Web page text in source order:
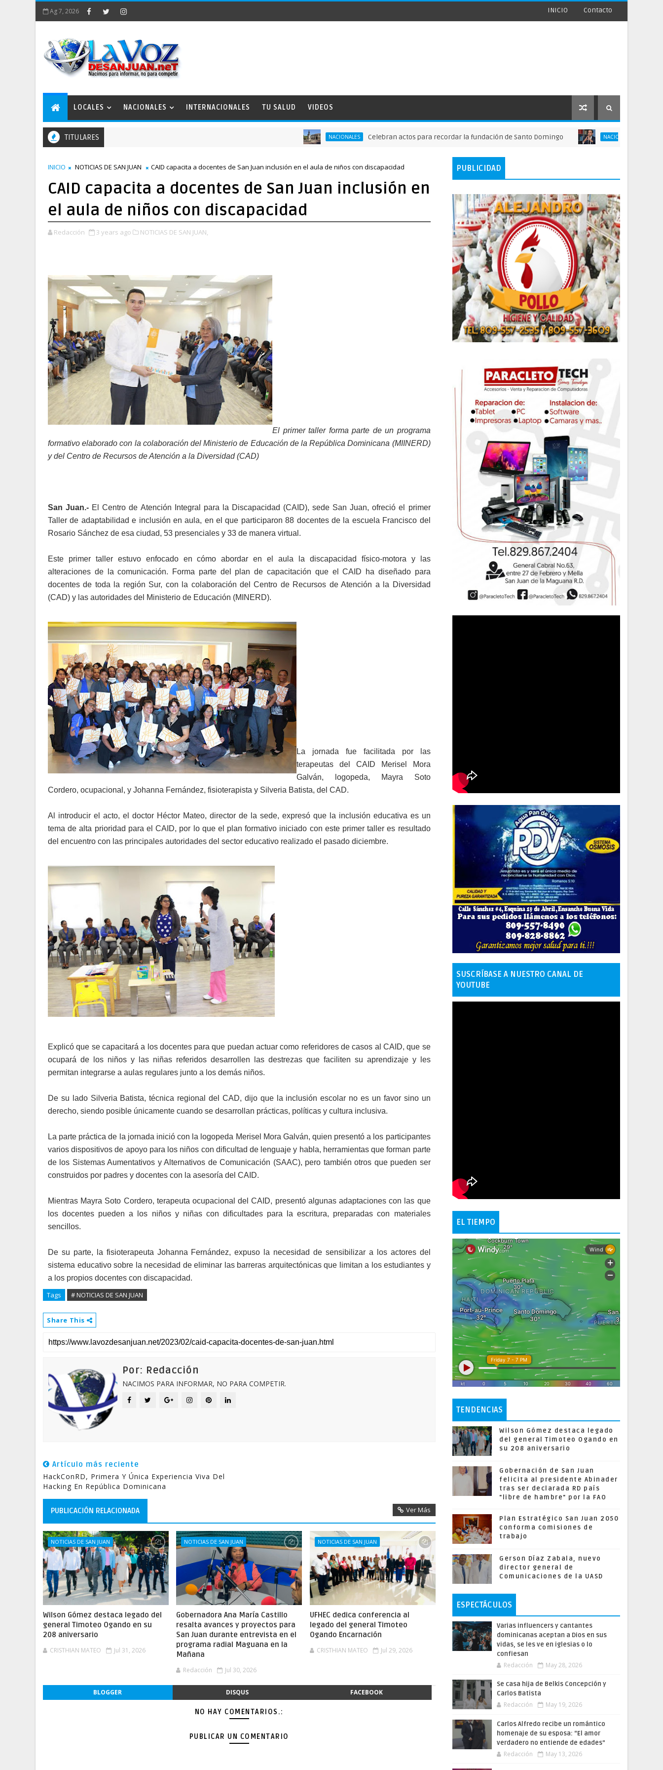
Ag 7, 2026 INICIO Contacto
LOCALES NACIONALES INTERNACIONALES TU SALUD VIDEOS
TITULARES NACIONALES Celebran actos para recordar la fundación de Santo Domingo NACIONALES FINJUS alerta
INICIO NOTICIAS DE SAN JUAN CAID capacita a docentes de San Juan inclusión en el aula de niños con discapacidad
CAID capacita a docentes de San Juan inclusión en
el aula de niños con discapacidad
Redacción 3 years ago NOTICIAS DE SAN JUAN,
El primer taller forma parte de un programa
formativo elaborado con la colaboración del Ministerio de Educación de la República Dominicana (MIINERD)
y del Centro de Recursos de Atención a la Diversidad (CAD)
San Juan.- El Centro de Atención Integral para la Discapacidad (CAID), sede San Juan, ofreció el primer
Taller de adaptabilidad e inclusión en aula, en el que participaron 88 docentes de la escuela Francisco del
Rosario Sánchez de esa ciudad, 53 presenciales y 33 de manera virtual.
Este primer taller estuvo enfocado en cómo abordar en el aula la discapacidad físico-motora y las
alteraciones de la comunicación. Forma parte del plan de capacitación que el CAID ha diseñado para
docentes de toda la región Sur, con la colaboración del Centro de Recursos de Atención a la Diversidad
(CAD) y las autoridades del Ministerio de Educación (MINERD).
La jornada fue facilitada por las
terapeutas del CAID Merisel Mora
Galván, logopeda, Mayra Soto
Cordero, ocupacional, y Johanna Fernández, fisioterapista y Silveria Batista, del CAD.
Al introducir el acto, el doctor Héctor Mateo, director de la sede, expresó que la inclusión educativa es un
tema de alta prioridad para el CAID, por lo que el plan formativo iniciado con este primer taller es resultado
del encuentro con las principales autoridades del sector educativo realizado el pasado diciembre.
Explicó que se capacitará a los docentes para que puedan actuar como referidores de casos al CAID, que se
ocupará de los niños y las niñas referidos desarrollen las destrezas que faciliten su aprendizaje y les
permitan integrarse a aulas regulares junto a los demás niños.
De su lado Silveria Batista, técnica regional del CAD, dijo que la inclusión escolar no es un favor sino un
derecho, siendo posible únicamente cuando se desarrollan prácticas, políticas y cultura inclusiva.
La parte práctica de la jornada inició con la logopeda Merisel Mora Galván, quien presentó a los participantes
varios dispositivos de apoyo para los niños con dificultad de lenguaje y habla, herramientas que forman parte
de los Sistemas Aumentativos y Alternativos de Comunicación (SAAC), pero también otros que pueden ser
construidos por padres y docentes con la asesoría del CAID.
Mientras Mayra Soto Cordero, terapeuta ocupacional del CAID, presentó algunas adaptaciones con las que
los docentes pueden a los niños y niñas con dificultades para la escritura, preparadas con materiales
sencillos.
De su parte, la fisioterapeuta Johanna Fernández, expuso la necesidad de sensibilizar a los actores del
sistema educativo sobre la necesidad de eliminar las barreras arquitectónicas que limitan a los estudiantes y
a los propios docentes con discapacidad.
Tags # NOTICIAS DE SAN JUAN
Share This
Por: Redacción
NACIMOS PARA INFORMAR, NO PARA COMPETIR.
Artículo más reciente
HackConRD, Primera Y Única Experiencia Viva Del
Hacking En República Dominicana
PUBLICACIÓN RELACIONADA Ver Más
NOTICIAS DE SAN JUAN
Wilson Gómez destaca legado del
general Timoteo Ogando en su
208 aniversario
CRISTHIAN MATEO Jul 31, 2026
NOTICIAS DE SAN JUAN
Gobernadora Ana María Castillo
resalta avances y proyectos para
San Juan durante entrevista en el
programa radial Maguana en la
Mañana
Redacción Jul 30, 2026
NOTICIAS DE SAN JUAN
UFHEC dedica conferencia al
legado del general Timoteo
Ogando Encarnación
CRISTHIAN MATEO Jul 29, 2026
BLOGGER DISQUS FACEBOOK
NO HAY COMENTARIOS.:
PUBLICAR UN COMENTARIO
PUBLICIDAD
SUSCRÍBASE A NUESTRO CANAL DE
YOUTUBE
EL TIEMPO
TENDENCIAS
Wilson Gómez destaca legado
del general Timoteo Ogando en
su 208 aniversario
Gobernación de San Juan
felicita al presidente Abinader
tras ser declarada RD país
"libre de hambre" por la FAO
Plan Estratégico San Juan 2050
conforma comisiones de
trabajo
Gerson Díaz Zabala, nuevo
director general de
Comunicaciones de la UASD
ESPECTÁCULOS
Varias influencers y cantantes
dominicanas aceptan a Dios en sus
vidas, se les ve en iglesias o lo
confiesan
Redacción May 28, 2026
Se casa hija de Belkis Concepción y
Carlos Batista
Redacción May 19, 2026
Carlos Alfredo recibe un romántico
homenaje de su esposa: “El amor
verdadero no entiende de edades”
Redacción May 13, 2026